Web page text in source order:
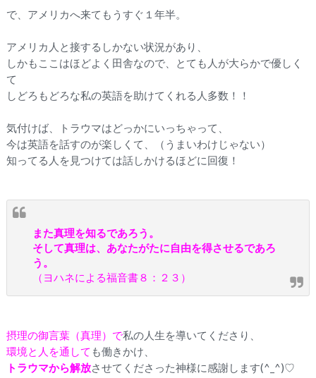
で、アメリカへ来てもうすぐ１年半。
アメリカ人と接するしかない状況があり、
しかもここはほどよく田舎なので、とても人が大らかで優しく
て
しどろもどろな私の英語を助けてくれる人多数！！
気付けば、トラウマはどっかにいっちゃって、
今は英語を話すのが楽しくて、（うまいわけじゃない）
知ってる人を見つけては話しかけるほどに回復！
また真理を知るであろう。
そして真理は、あなたがたに自由を得させるであろ
う。
（ヨハネによる福音書８：２３）
摂理の御言葉（真理）で私の人生を導いてくださり、
環境と人を通して も働きかけ、
トラウマから解放させてくださった神様に感謝します(^_^)♡